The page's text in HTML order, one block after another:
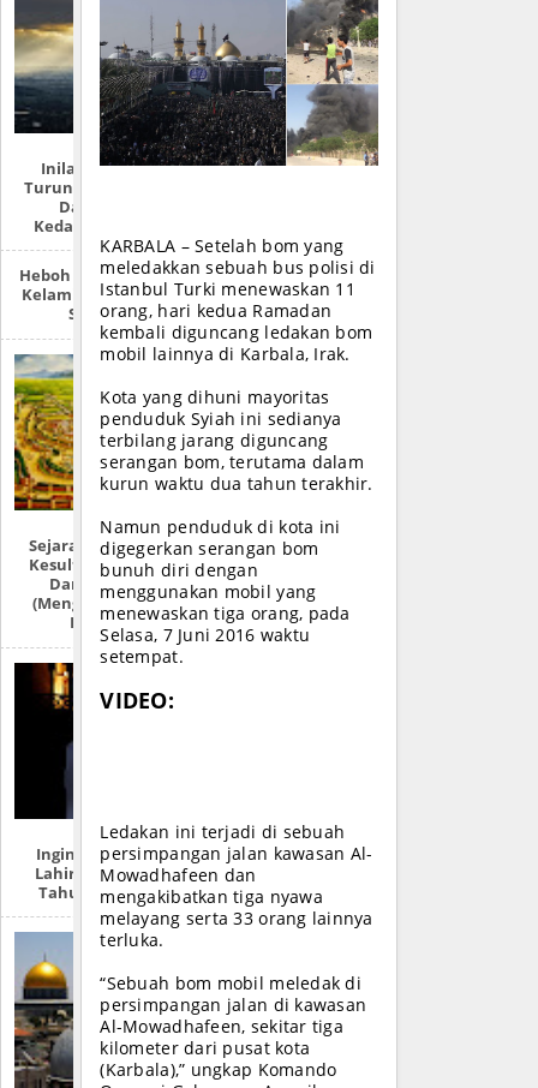
Inilah Tempat
Turunnya Nabi Isa
Dan 7 Ciri
Kedatangannya
Heboh ‘Survei’ Ukur
Kelamin Siswa SMP
Sabang
Sejarah Lengkap:
Kesultanan Aceh
Darussalam
(Mengulas Lebih
Detail)
Ingin Tahu Hari
Lahirmu Dalam
Tahun Hijriah?
KARBALA – Setelah bom yang
meledakkan sebuah bus polisi di
Istanbul Turki menewaskan 11
orang, hari kedua Ramadan
kembali diguncang ledakan bom
mobil lainnya di Karbala, Irak.
Kota yang dihuni mayoritas
penduduk Syiah ini sedianya
terbilang jarang diguncang
serangan bom, terutama dalam
kurun waktu dua tahun terakhir.
Namun penduduk di kota ini
digegerkan serangan bom
bunuh diri dengan
menggunakan mobil yang
menewaskan tiga orang, pada
Selasa, 7 Juni 2016 waktu
setempat.
VIDEO:
Ledakan ini terjadi di sebuah
persimpangan jalan kawasan Al-
Mowadhafeen dan
mengakibatkan tiga nyawa
melayang serta 33 orang lainnya
terluka.
“Sebuah bom mobil meledak di
persimpangan jalan di kawasan
Al-Mowadhafeen, sekitar tiga
kilometer dari pusat kota
(Karbala),” ungkap Komando